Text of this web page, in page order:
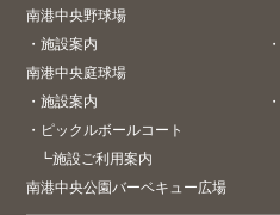
南港中央野球場
・施設案内 ・
南港中央庭球場
・施設案内 ・
・ ピックルボールコート
┗施設ご利用案内
南港中央公園バーベキュー広場